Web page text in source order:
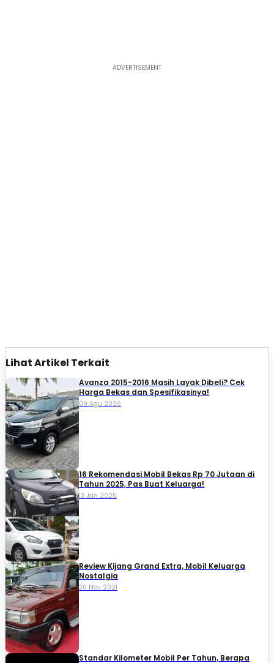
Lihat Artikel Terkait
Avanza 2015-2016 Masih Layak Dibeli? Cek
Harga Bekas dan Spesifikasinya!
09 Agu 2026
16 Rekomendasi Mobil Bekas Rp 70 Jutaan di
Tahun 2025, Pas Buat Keluarga!
13 Jan 2025
Review Kijang Grand Extra, Mobil Keluarga
Nostalgia
30 Nov 2021
Standar Kilometer Mobil Per Tahun, Berapa